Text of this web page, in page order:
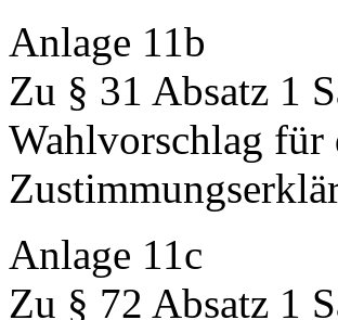
Anlage 11b
Zu § 31 Absatz 1
Wahlvorschlag für
Anlage 11c
Zu § 72 Absatz 1